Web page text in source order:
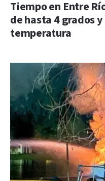
Tiempo en Entre
de hasta 4 grados
temperatura